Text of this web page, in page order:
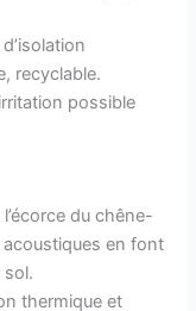
recyclable.
possible
du chêne-
en font
sol.
thermique et